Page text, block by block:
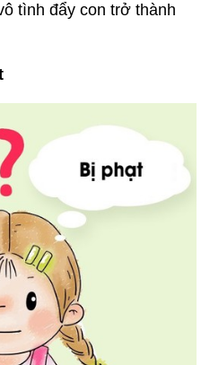
tình đẩy con trở thành